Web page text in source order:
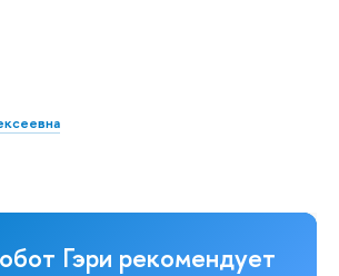
Гэри рекомендует